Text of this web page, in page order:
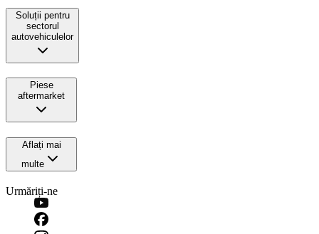
Soluții pentru
sectorul
autovehiculelor
Piese
aftermarket
Aflați mai
multe
Urmăriți-ne